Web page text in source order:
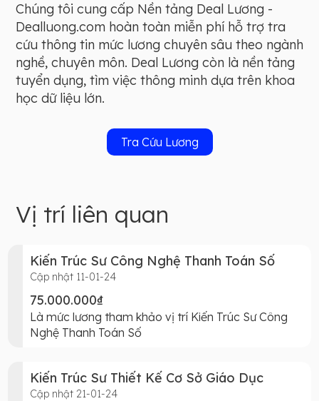
Chúng tôi cung cấp Nền tảng Deal Lương -
Dealluong.com hoàn toàn miễn phí hỗ trợ tra
cứu thông tin mức lương chuyên sâu theo ngành
nghề, chuyên môn. Deal Lương còn là nền tảng
tuyển dụng, tìm việc thông minh dựa trên khoa
học dữ liệu lớn.
Tra Cứu Lương
Vị trí liên quan
Kiến Trúc Sư Công Nghệ Thanh Toán Số
Cập nhật 11-01-24
75.000.000₫
Là mức lương tham khảo vị trí Kiến Trúc Sư Công
Nghệ Thanh Toán Số
Kiến Trúc Sư Thiết Kế Cơ Sở Giáo Dục
Cập nhật 21-01-24